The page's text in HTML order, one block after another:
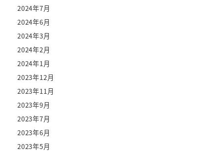
2024年7月
2024年6月
2024年3月
2024年2月
2024年1月
2023年12月
2023年11月
2023年9月
2023年7月
2023年6月
2023年5月